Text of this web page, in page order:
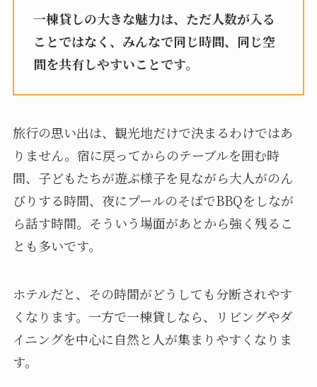
一棟貸しの大きな魅力は、ただ人数が入る
ことではなく、みんなで同じ時間、同じ空
間を共有しやすいことです。
旅行の思い出は、観光地だけで決まるわけではあ
りません。宿に戻ってからのテーブルを囲む時
間、子どもたちが遊ぶ様子を見ながら大人がのん
びりする時間、夜にプールのそばでBBQをしなが
ら話す時間。そういう場面があとから強く残るこ
とも多いです。
ホテルだと、その時間がどうしても分断されやす
くなります。一方で一棟貸しなら、リビングやダ
イニングを中心に自然と人が集まりやすくなりま
す。